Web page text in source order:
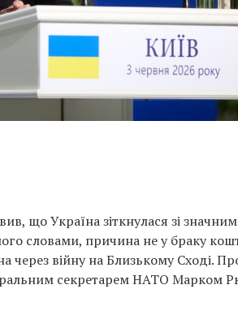
що Україна зіткнулася зі
словами, причина не у браку
через війну на Близькому Сході.
секретарем НАТО Марком